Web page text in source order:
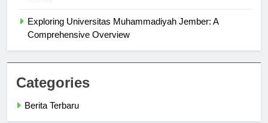
Exploring Universitas Muhammadiyah Jember: A
Categories